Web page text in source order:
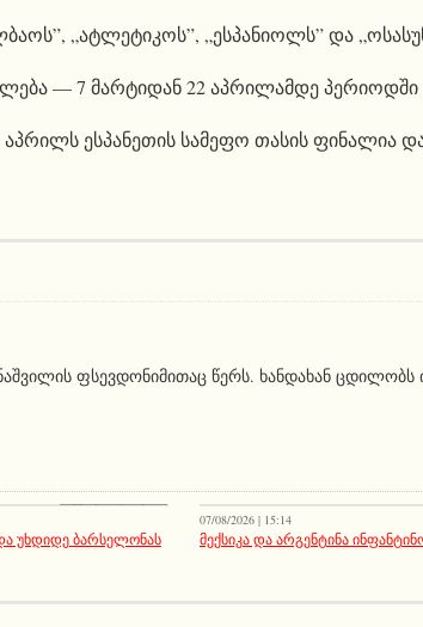
„ატლეტიკოს”, „ესპანიოლს” და
— 7 მარტიდან 22 აპრილამდე
ესპანეთის სამეფო თასის ფინალია
ფსევდონიმითაც წერს. ხანდახან ცდილობს
აქეთურ-იქითური
უხდიდე ბარსელონას
07/08/2026 | 15:14
მექსიკა და არგენტინა